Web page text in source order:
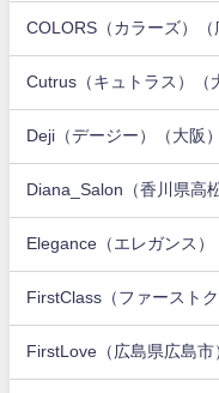
COLORS（カラーズ）（
Cutrus（キュトラス）（
Deji（デージー）（大阪）
Diana_Salon（香川県高
Elegance（エレガンス）
FirstClass（ファースト
FirstLove（広島県広島市